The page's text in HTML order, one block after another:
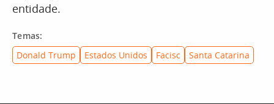
entidade.
Temas:
Donald Trump
Estados Unidos Facisc Santa Catarina